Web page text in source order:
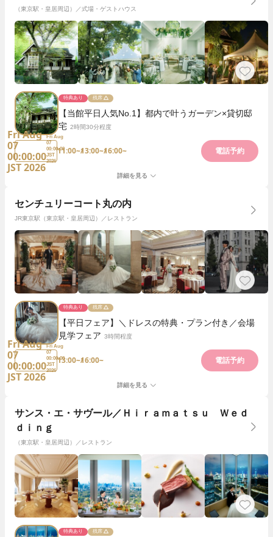
（東京駅・皇居周辺）／式場・ゲストハウス
特典あり 残席
【当館平日人気No.1】都内で叶うガーデン×貸切邸
宅 2時間30分程度
Fri Aug
07
00:00:00
JST 2026
Fri Aug
07
00:00:00
JST
2026
11:00~13:00~16:00~ 電話予約
詳細を見る
センチュリーコート丸の内
JR東京駅（東京駅・皇居周辺）／レストラン
特典あり 残席
【平日フェア】＼ドレスの特典・プラン付き／会場
見学フェア 3時間程度
Fri Aug
07
00:00:00
JST 2026
Fri Aug
07
00:00:00
JST
2026
13:00~16:00~ 電話予約
詳細を見る
サンス・エ・サヴール／Ｈｉｒａｍａｔｓｕ Ｗｅｄ
ｄｉｎｇ
（東京駅・皇居周辺）／レストラン
特典あり 残席